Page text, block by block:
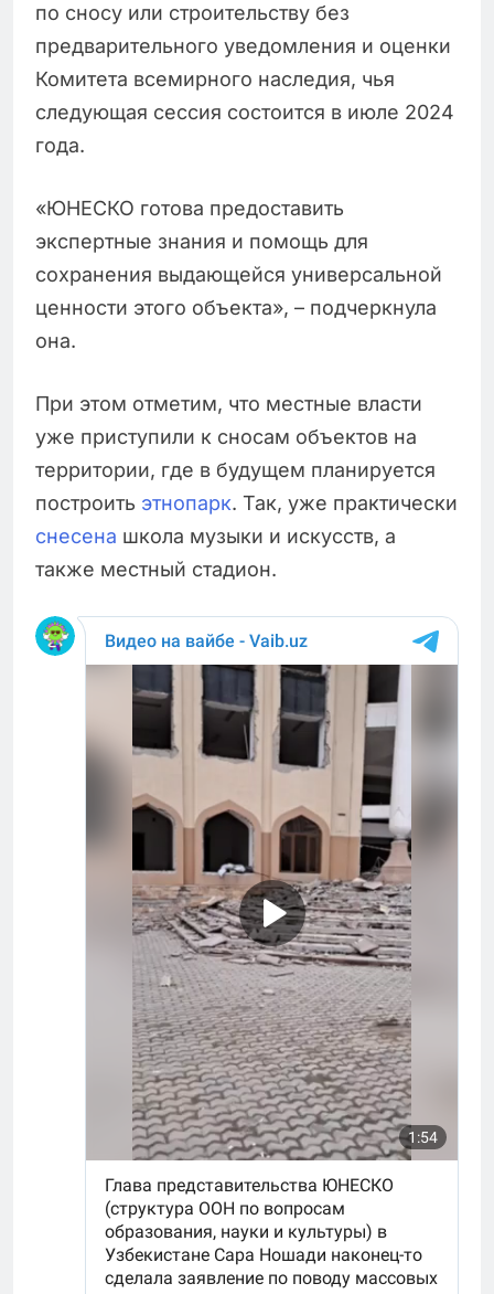
по сносу или строительству без
предварительного уведомления и оценки
Комитета всемирного наследия, чья
следующая сессия состоится в июле 2024
года.
«ЮНЕСКО готова предоставить
экспертные знания и помощь для
сохранения выдающейся универсальной
ценности этого объекта», – подчеркнула
она.
При этом отметим, что местные власти
уже приступили к сносам объектов на
территории, где в будущем планируется
построить этнопарк. Так, уже практически
снесена школа музыки и искусств, а
также местный стадион.